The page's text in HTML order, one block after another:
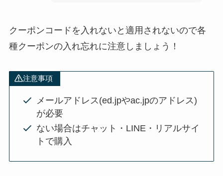
クーポンコードを入れないと適用されないので各
種クーポンの入れ忘れに注意しましょう！
注意事項
メールアドレス(ed.jpやac.jpのアドレス)
が必要
ない場合はチャット・LINE・リアルサイ
トで購入